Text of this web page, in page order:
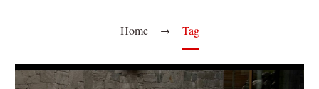
Home Tag